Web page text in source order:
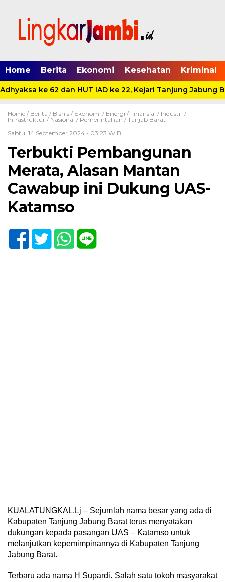
Home Berita Ekonomi Kesehatan Kriminal
ke 62 dan HUT IAD ke 22, Kejari Tanjung Jabung
Home / Berita / Bisnis / Ekonomi / Energi / Finansial / Industri /
Infrastruktur / Nasional / Pemerintahan / Tanjab Barat
Sabtu, 14 September 2024 - 03:23 WIB
Terbukti Pembangunan
Merata, Alasan Mantan
Cawabup ini Dukung UAS-
Katamso
KUALATUNGKAL,Lj – Sejumlah nama besar yang ada di
Kabupaten Tanjung Jabung Barat terus menyatakan
dukungan kepada pasangan UAS – Katamso untuk
melanjutkan kepemimpinannya di Kabupaten Tanjung
Jabung Barat.
Terbaru ada nama H Supardi. Salah satu tokoh masyarakat